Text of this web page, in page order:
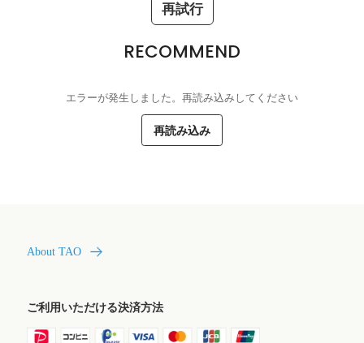
再試行
RECOMMEND
エラーが発生しました。再読み込みしてください
再読み込み
About TAO
ご利用いただける決済方法